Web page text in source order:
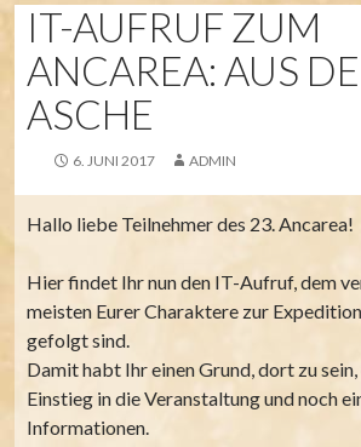
IT-AUFRUF ZUM
ANCAREA: AUS
ASCHE
6. JUNI 2017 ADMIN
Hallo liebe Teilnehmer des 23. Ancarea!
Hier findet Ihr nun den IT-Aufruf, dem
meisten Eurer Charaktere zur
gefolgt sind.
Damit habt Ihr einen Grund, dort zu
Einstieg in die Veranstaltung und noch
Informationen.